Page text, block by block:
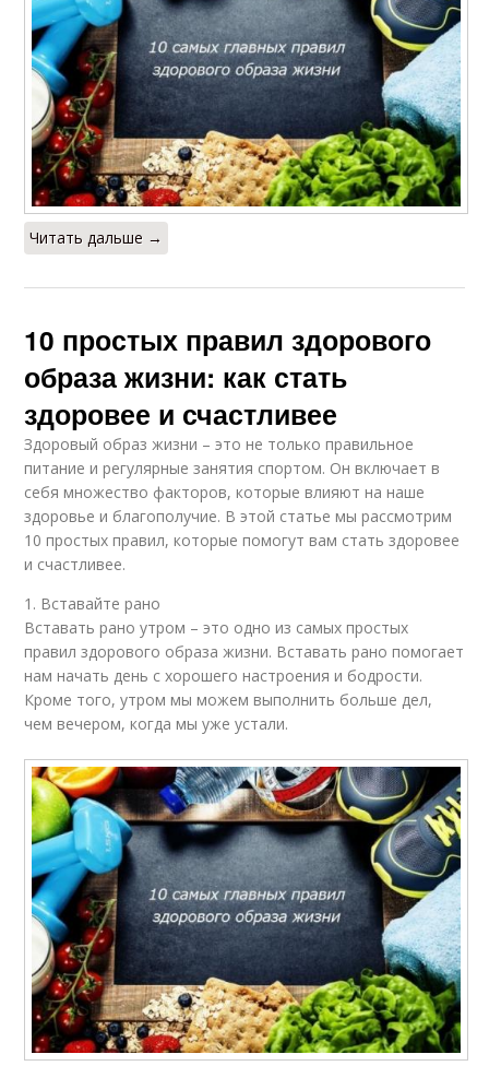
Читать дальше →
10 простых правил здорового
образа жизни: как стать
здоровее и счастливее
Здоровый образ жизни – это не только правильное
питание и регулярные занятия спортом. Он включает в
себя множество факторов, которые влияют на наше
здоровье и благополучие. В этой статье мы рассмотрим
10 простых правил, которые помогут вам стать здоровее
и счастливее.
1. Вставайте рано
Вставать рано утром – это одно из самых простых
правил здорового образа жизни. Вставать рано помогает
нам начать день с хорошего настроения и бодрости.
Кроме того, утром мы можем выполнить больше дел,
чем вечером, когда мы уже устали.